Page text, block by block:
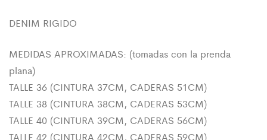
DENIM RIGIDO
MEDIDAS APROXIMADAS: (tomadas con la prenda
plana)
TALLE 36 (CINTURA 37CM, CADERAS 51CM)
TALLE 38 (CINTURA 38CM, CADERAS 53CM)
TALLE 40 (CINTURA 39CM, CADERAS 56CM)
TALLE 42 (CINTURA 42CM, CADERAS 59CM)